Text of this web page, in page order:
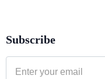
Subscribe